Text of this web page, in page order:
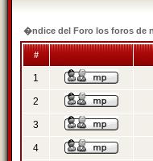
�ndice del Foro los foros de
#
1
2
3
4